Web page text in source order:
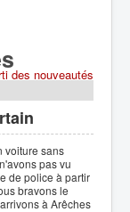
des nouveautés
voiture sans
pas vu
de police à partir
bravons le
à Arêches